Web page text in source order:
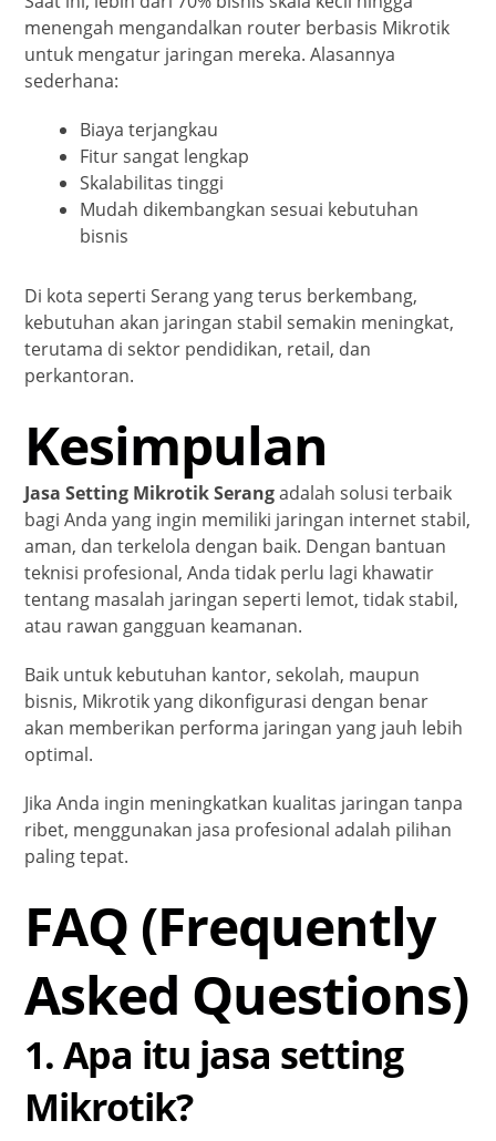
menengah mengandalkan router berbasis Mikrotik
untuk mengatur jaringan mereka. Alasannya
sederhana:
Biaya terjangkau
Fitur sangat lengkap
Skalabilitas tinggi
Mudah dikembangkan sesuai kebutuhan
bisnis
Di kota seperti Serang yang terus berkembang,
kebutuhan akan jaringan stabil semakin meningkat,
terutama di sektor pendidikan, retail, dan
perkantoran.
Kesimpulan
Jasa Setting Mikrotik Serangadalah solusi terbaik
bagi Anda yang ingin memiliki jaringan internet stabil,
aman, dan terkelola dengan baik. Dengan bantuan
teknisi profesional, Anda tidak perlu lagi khawatir
tentang masalah jaringan seperti lemot, tidak stabil,
atau rawan gangguan keamanan.
Baik untuk kebutuhan kantor, sekolah, maupun
bisnis, Mikrotik yang dikonfigurasi dengan benar
akan memberikan performa jaringan yang jauh lebih
optimal.
Jika Anda ingin meningkatkan kualitas jaringan tanpa
ribet, menggunakan jasa profesional adalah pilihan
paling tepat.
FAQ (Frequently
Asked Questions)
1. Apa itu jasa setting
Mikrotik?